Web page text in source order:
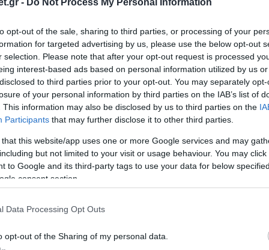
opt-out of the sale, sharing to third parties, or processing of your
for targeted advertising by us, please use the below opt-out
selection. Please note that after your opt-out request is processed
interest-based ads based on personal information utilized by us
to third parties prior to your opt-out. You may separately
of your personal information by third parties on the IAB’s list of
This information may also be disclosed by us to third parties on the
Participants that may further disclose it to other third parties.
that this website/app uses one or more Google services and may
but not limited to your visit or usage behaviour. You may
to Google and its third-party tags to use your data for below
consent section.
Data Processing Opt Outs
opt-out of the Sharing of my personal data.
49, 41, 39 και 36 χρόνων είχαν κάνει ανάληψη
Α.Τ.Μ. στην Θεσσαλονίκη
την κάρτα ενός 71χρονου που είχαν
του στην Ραχιά Ημαθίας. Μάλιστα, είχαν
με το… αυτοκίνητο του θύματος
μπροστά με το κλειδί που βρήκαν στο
πήγαν λίγες ημέρες αργότερα στην
διέρρηξαν το σπίτι μιας 29χρονης και
τέσσερα κινητά και τα κλειδιά του
τα οποία όμως πέταξαν σε παρακείμενο
ενός 40χρονου στα Ασώματα Ημαθίας,